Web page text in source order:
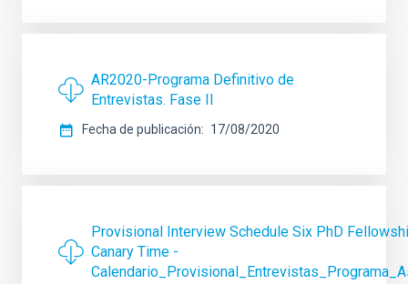
AR2020-Programa Definitivo de
Entrevistas. Fase II
Fecha de publicación 17/08/2020
Provisional Interview Schedule Six PhD
Canary Time -